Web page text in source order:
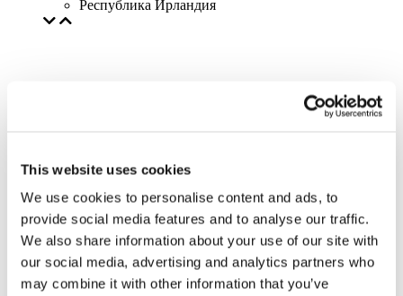
This website uses cookies
We use cookies to personalise content and ads, to
provide social media features and to analyse our traffic.
We also share information about your use of our site with
our social media, advertising and analytics partners who
may combine it with other information that you’ve
Республика Ирландия